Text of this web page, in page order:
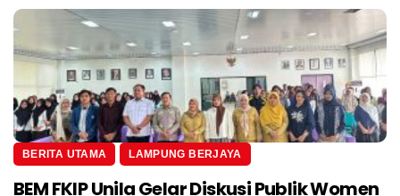
BERITA UTAMA LAMPUNG BERJAYA
BEM FKIP Unila Gelar Diskusi Publik Women